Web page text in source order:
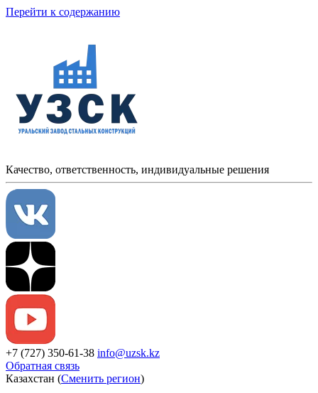
Перейти к содержанию
Качество, ответственность, индивидуальные решения
+7 (727) 350-61-38 info@uzsk.kz
Обратная связь
Казахстан (Сменить регион)